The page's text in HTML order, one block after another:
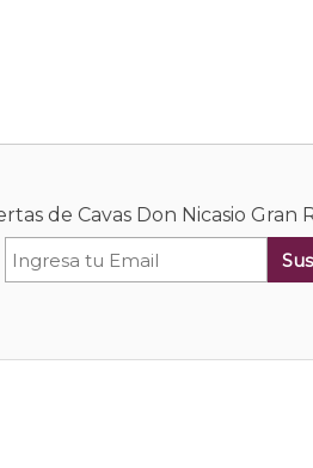
de Cavas Don Nicasio Gran